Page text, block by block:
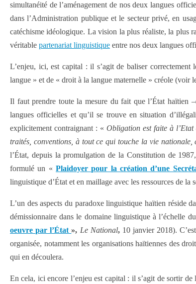
simultanéité de l’aménagement de nos deux langues
dans l’Administration publique et le secteur privé, en
catéchisme idéologique. La vision la plus réaliste, la plus
véritable partenariat linguistique entre nos deux langues
L’enjeu, ici, est capital : il s’agit de baliser
langue » et de « droit à la langue maternelle » créole (voir
Il faut prendre toute la mesure du fait que l’État haïtien
langues officielles et qu’il se trouve en situation
explicitement contraignant : « Obligation est faite à l’Etat
traités, conventions, à tout ce qui touche la vie
l’État, depuis la promulgation de la Constitution de
formulé un «Plaidoyer pour la création d’une
linguistique d’État et en maillage avec les ressources de
L’un des aspects du paradoxe linguistique haïtien réside
démissionnaire dans le domaine linguistique à l’échelle
oeuvre par l’État», Le National, 10 janvier 2018).
organisée, notamment les organisations haïtiennes des
qui en découlera.
En cela, ici encore l’enjeu est capital : il s’agit de sortir de